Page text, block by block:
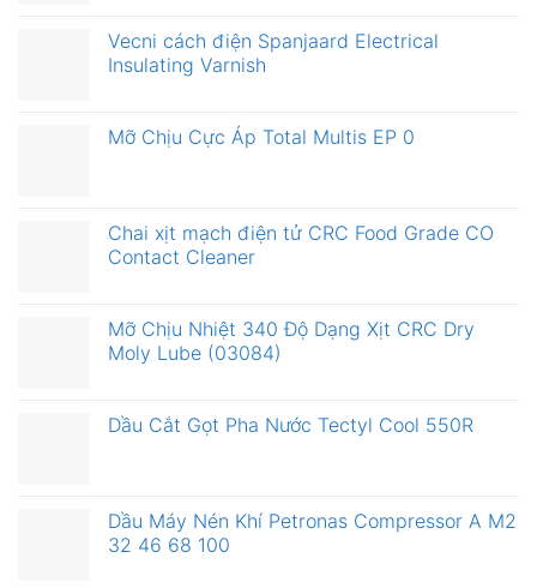
Vecni cách điện Spanjaard Electrical
Insulating Varnish
Mỡ Chịu Cực Áp Total Multis EP 0
Chai xịt mạch điện tử CRC Food Grade CO
Contact Cleaner
Mỡ Chịu Nhiệt 340 Độ Dạng Xịt CRC Dry
Moly Lube (03084)
Dầu Cắt Gọt Pha Nước Tectyl Cool 550R
Dầu Máy Nén Khí Petronas Compressor A M2
32 46 68 100